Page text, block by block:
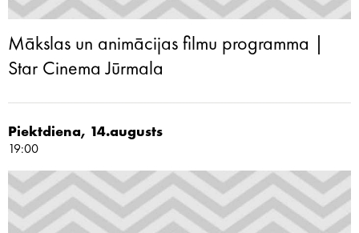
Mākslas un animācijas filmu programma |
Star Cinema Jūrmala
Piektdiena, 14.augusts
19:00